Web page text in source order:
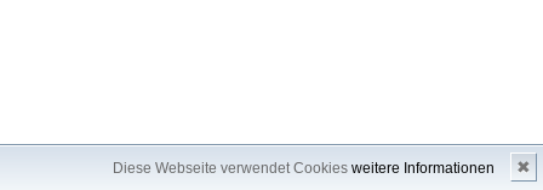
Diese Webseite verwendet Cookies weitere Informationen ✖